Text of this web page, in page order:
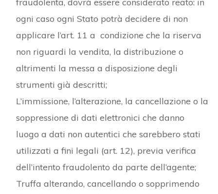
fraudolenta, dovrà essere considerato reato: in
ogni caso ogni Stato potrà decidere di non
applicare l’art. 11 a condizione che la riserva
non riguardi la vendita, la distribuzione o
altrimenti la messa a disposizione degli
strumenti già descritti;
L’immissione, l’alterazione, la cancellazione o la
soppressione di dati elettronici che danno
luogo a dati non autentici che sarebbero stati
utilizzati a fini legali (art. 12), previa verifica
dell’intento fraudolento da parte dell’agente;
Truffa alterando, cancellando o sopprimendo